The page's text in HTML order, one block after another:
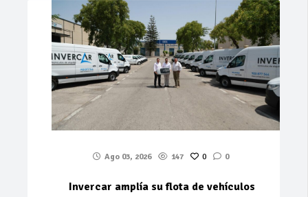
Ago 03, 2026 147 0 0
Invercar amplía su flota de vehículos